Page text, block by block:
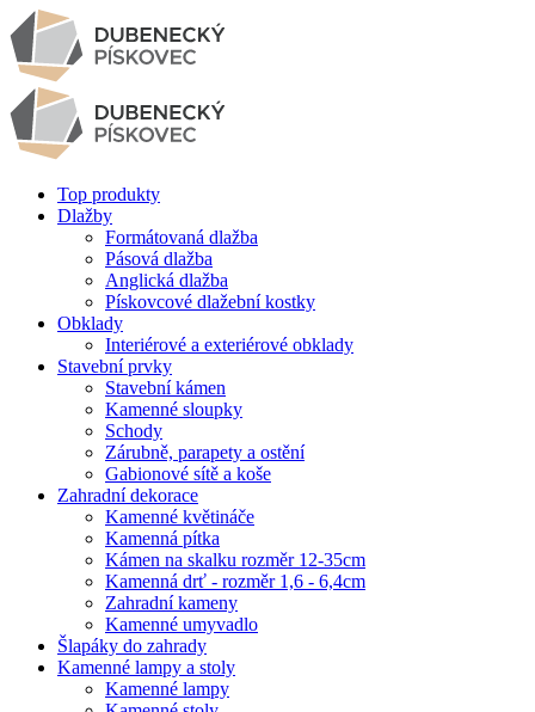
Top produkty
Dlažby
Formátovaná dlažba
Pásová dlažba
Anglická dlažba
Pískovcové dlažební kostky
Obklady
Interiérové a exteriérové obklady
Stavební prvky
Stavební kámen
Kamenné sloupky
Schody
Zárubně, parapety a ostění
Gabionové sítě a koše
Zahradní dekorace
Kamenné květináče
Kamenná pítka
Kámen na skalku rozměr 12-35cm
Kamenná drť - rozměr 1,6 - 6,4cm
Zahradní kameny
Kamenné umyvadlo
Šlapáky do zahrady
Kamenné lampy a stoly
Kamenné lampy